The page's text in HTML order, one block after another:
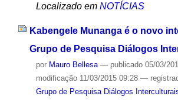
Localizado em NOTÍCIAS
Kabengele Munanga é o novo
Grupo de Pesquisa Diálogos
por Mauro Bellesa — publicado05/03/
modificação11/03/2015 09:28 —
Grupo de Pesquisa Diálogos